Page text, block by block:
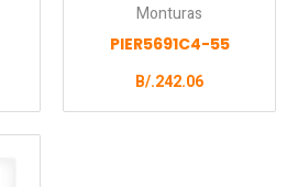
Monturas
PIER5691C4-55
B/.242.06